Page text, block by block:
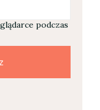
podczas